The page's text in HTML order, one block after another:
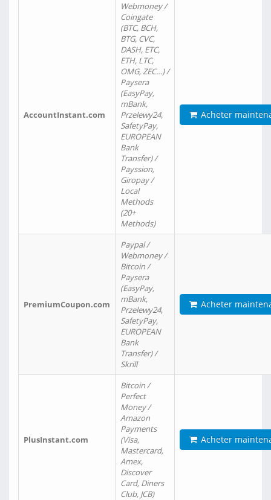
AccountInstant.com
Webmoney /
Coingate
(BTC, BCH,
BTG, CVC,
DASH, ETC,
ETH, LTC,
OMG, ZEC…) /
Paysera
(EasyPay,
mBank,
Przelewy24,
SafetyPay,
EUROPEAN
Bank
Transfer) /
Payssion,
Giropay /
Local
Methods
(20+
Methods)
Acheter
PremiumCoupon.com
Paypal /
Webmoney /
Bitcoin /
Paysera
(EasyPay,
mBank,
Przelewy24,
SafetyPay,
EUROPEAN
Bank
Transfer) /
Skrill
Acheter
PlusInstant.com
Bitcoin /
Perfect
Money /
Amazon
Payments
(Visa,
Mastercard,
Amex,
Discover
Card, Diners
Club, JCB)
Acheter